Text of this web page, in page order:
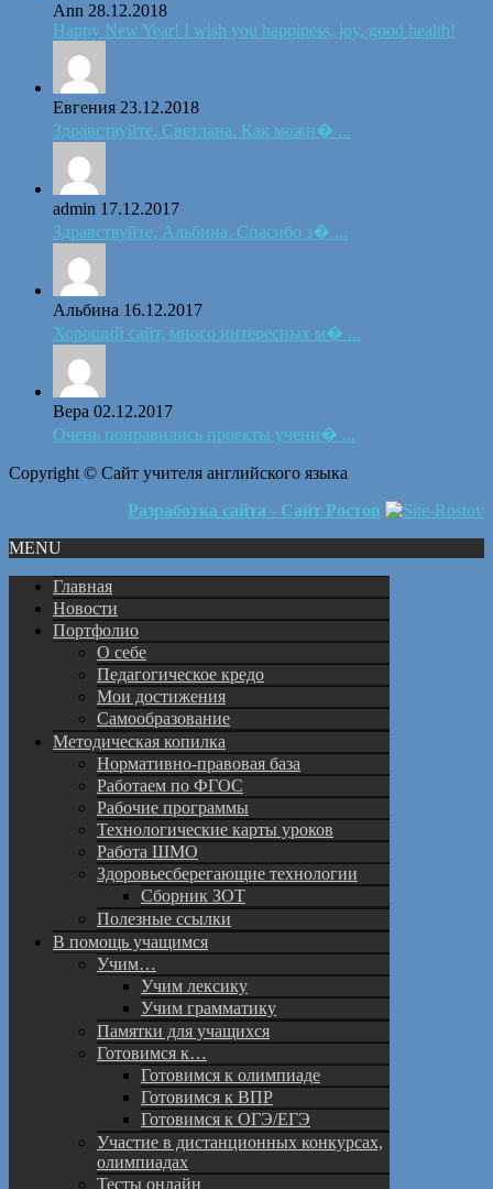
Ann 28.12.2018
Happy New Year! I wish you happiness, joy, good health!
Евгения 23.12.2018
Здравствуйте, Светлана. Как можн� ...
admin 17.12.2017
Здравствуйте, Альбина. Спасибо з� ...
Альбина 16.12.2017
Хороший сайт, много интересных м� ...
Вера 02.12.2017
Очень понравились проекты учени� ...
Copyright © Сайт учителя английского языка
Разработка сайта - Сайт Ростов
MENU
Главная
Новости
Портфолио
О себе
Педагогическое кредо
Мои достижения
Самообразование
Методическая копилка
Нормативно-правовая база
Работаем по ФГОС
Рабочие программы
Технологические карты уроков
Работа ШМО
Здоровьесберегающие технологии
Сборник ЗОТ
Полезные ссылки
В помощь учащимся
Учим…
Учим лексику
Учим грамматику
Памятки для учащихся
Готовимся к…
Готовимся к олимпиаде
Готовимся к ВПР
Готовимся к ОГЭ/ЕГЭ
Участие в дистанционных конкурсах,
олимпиадах
Тесты онлайн